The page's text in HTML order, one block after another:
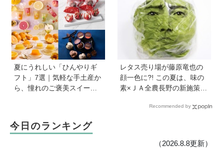
夏にうれしい「ひんやりギ
フト」7選｜気軽な手土産か
ら、憧れのご褒美スイーツ
レタス売り場が藤原竜也の
顔一色に?! この夏は、味の
素×ＪＡ全農長野の新施策
タス料理の幅が広がる『レ
Recommended by
今日のランキング
（2026.8.8更新）